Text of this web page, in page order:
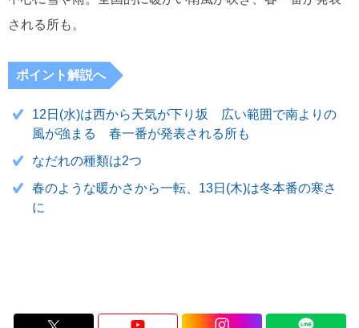
される所も。
ポイント解説へ
12日(水)は西から天気が下り坂 広い範囲で南よりの
風が強まる 春一番が発表される所も
なだれの種類は2つ
春のような暖かさから一転、13日(木)は冬本番の寒さ
に